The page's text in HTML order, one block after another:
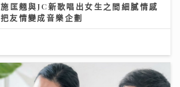
匡翹與JC新歌唱出女生之間細膩情感
友情變成音樂企劃